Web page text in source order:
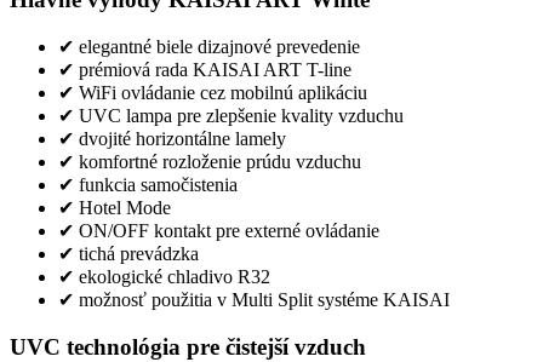
✔ elegantné biele dizajnové prevedenie
✔ prémiová rada KAISAI ART T-line
✔ WiFi ovládanie cez mobilnú aplikáciu
✔ UVC lampa pre zlepšenie kvality vzduchu
✔ dvojité horizontálne lamely
✔ komfortné rozloženie prúdu vzduchu
✔ funkcia samočistenia
✔ Hotel Mode
✔ ON/OFF kontakt pre externé ovládanie
✔ tichá prevádzka
✔ ekologické chladivo R32
✔ možnosť použitia v Multi Split systéme KAISAI
UVC technológia pre čistejší vzduch